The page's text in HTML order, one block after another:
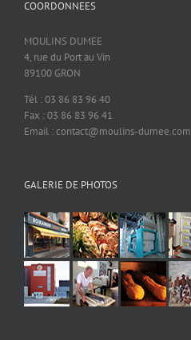
COORDONNEES
MOULINS DUMEE
4, rue du Port au Vin
89100 GRON
Tél : 03 86 83 96 40
Fax : 03 86 83 96 41
Email : contact@moulins-dumee.com
GALERIE DE PHOTOS